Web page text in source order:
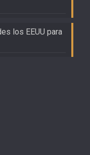
los EEUU para